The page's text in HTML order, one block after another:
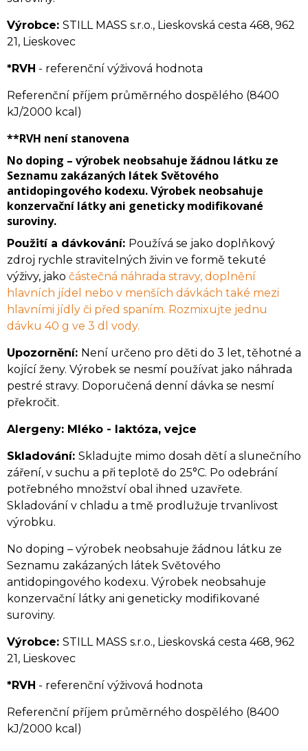
Výrobce: STILL MASS s.r.o., Lieskovská cesta 468, 962
21, Lieskovec
*RVH - referenční výživová hodnota
Referenční příjem průměrného dospělého (8400
kJ/2000 kcal)
**RVH není stanovena
No doping – výrobek neobsahuje žádnou látku ze
Seznamu zakázaných látek Světového
antidopingového kodexu. Výrobek neobsahuje
konzervační látky ani geneticky modifikované
suroviny.
Použití a dávkování: Používá se jako doplňkový
zdroj rychle stravitelných živin ve formě tekuté
výživy, jako částečná náhrada stravy, doplnění
hlavních jídel nebo v menších dávkách také mezi
hlavními jídly či před spaním. Rozmixujte jednu
dávku 40 g ve 3 dl vody.
Upozornění: Není určeno pro děti do 3 let, těhotné a
kojící ženy. Výrobek se nesmí používat jako náhrada
pestré stravy. Doporučená denní dávka se nesmí
překročit.
Alergeny: Mléko - laktóza, vejce
Skladování: Skladujte mimo dosah dětí a slunečního
záření, v suchu a při teplotě do 25°C. Po odebrání
potřebného množství obal ihned uzavřete.
Skladování v chladu a tmě prodlužuje trvanlivost
výrobku.
No doping – výrobek neobsahuje žádnou látku ze
Seznamu zakázaných látek Světového
antidopingového kodexu. Výrobek neobsahuje
konzervační látky ani geneticky modifikované
suroviny.
Výrobce: STILL MASS s.r.o., Lieskovská cesta 468, 962
21, Lieskovec
*RVH - referenční výživová hodnota
Referenční příjem průměrného dospělého (8400
kJ/2000 kcal)